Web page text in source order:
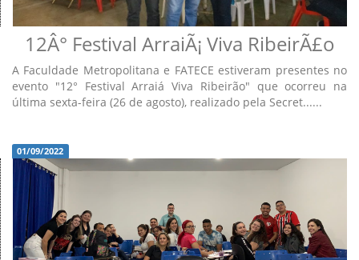
12Â° Festival ArraiÃ¡ Viva RibeirÃ£o
A Faculdade Metropolitana e FATECE estiveram presentes no
evento "12° Festival Arraiá Viva Ribeirão" que ocorreu na
última sexta-feira (26 de agosto), realizado pela Secret......
01/09/2022